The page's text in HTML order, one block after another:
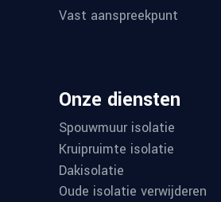
Vast aanspreekpunt
Onze diensten
Spouwmuur isolatie
Kruipruimte isolatie
Dakisolatie
Oude isolatie verwijderen